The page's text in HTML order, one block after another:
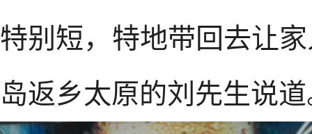
特别短，特地带回去让
岛返乡太原的刘先生说